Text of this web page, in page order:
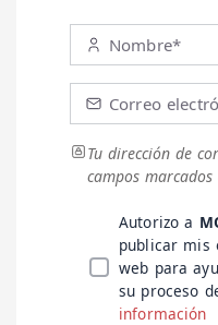
Nombre*
Correo
Tu dirección de
campos marcados
Autorizo a
publicar mis
web para
su proceso
información